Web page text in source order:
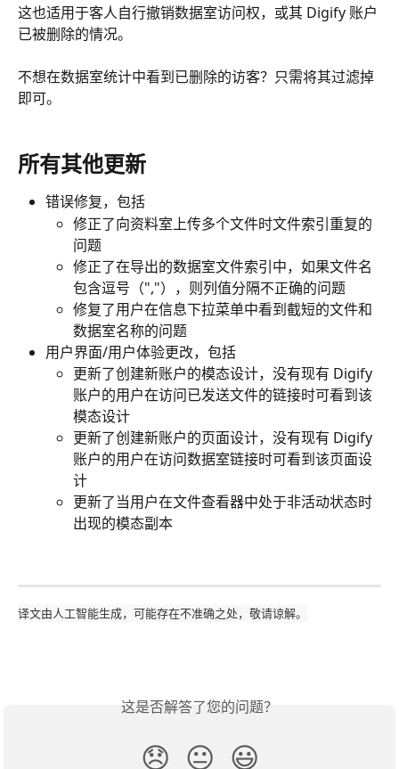
这也适用于客人自行撤销数据室访问权，或其 Digify 账户
已被删除的情况。
不想在数据室统计中看到已删除的访客？只需将其过滤掉
即可。
所有其他更新
错误修复，包括
修正了向资料室上传多个文件时文件索引重复的
问题
修正了在导出的数据室文件索引中，如果文件名
包含逗号（","），则列值分隔不正确的问题
修复了用户在信息下拉菜单中看到截短的文件和
数据室名称的问题
用户界面/用户体验更改，包括
更新了创建新账户的模态设计，没有现有 Digify
账户的用户在访问已发送文件的链接时可看到该
模态设计
更新了创建新账户的页面设计，没有现有 Digify
账户的用户在访问数据室链接时可看到该页面设
计
更新了当用户在文件查看器中处于非活动状态时
出现的模态副本
译文由人工智能生成，可能存在不准确之处，敬请谅解。
这是否解答了您的问题？
😞 😐 😃